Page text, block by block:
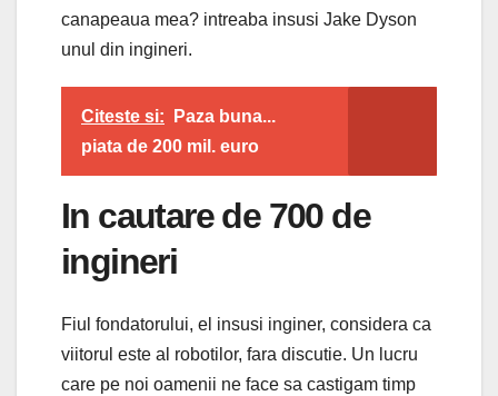
canapeaua mea? intreaba insusi Jake Dyson
unul din ingineri.
Citeste si:
Paza buna...
piata de 200 mil. euro
In cautare de 700 de
ingineri
Fiul fondatorului, el insusi inginer, considera ca
viitorul este al robotilor, fara discutie. Un lucru
care pe noi oamenii ne face sa castigam timp